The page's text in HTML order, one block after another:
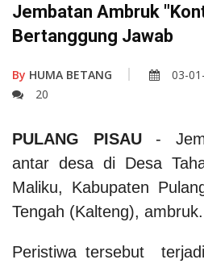
Jembatan Ambruk
Bertanggung Jawab
By HUMA BETANG 03-
20
PULANG PISAU-
antar desa di Desa
Maliku, Kabupaten
Tengah (Kalteng), ambruk.
Peristiwa tersebut